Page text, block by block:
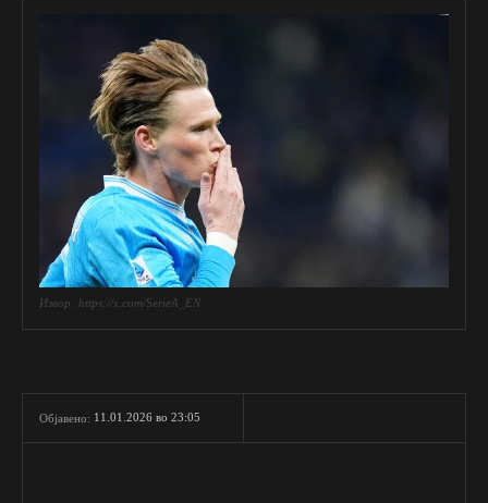
Извор: https://x.com/SerieA_EN
Објавено: 11.01.2026 во 23:05